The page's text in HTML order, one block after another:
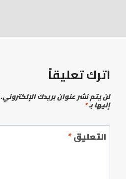
اترك تعليقاً
لن يتم نشر عنوان بريدك الإلكتروني.
إليها بـ*
التعليق*